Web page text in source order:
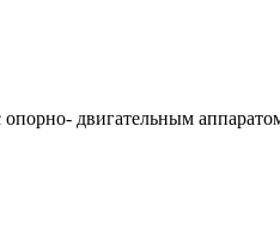
двигательным